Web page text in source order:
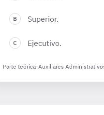
Superior.
Ejecutivo.
Parte teórica-Auxiliares